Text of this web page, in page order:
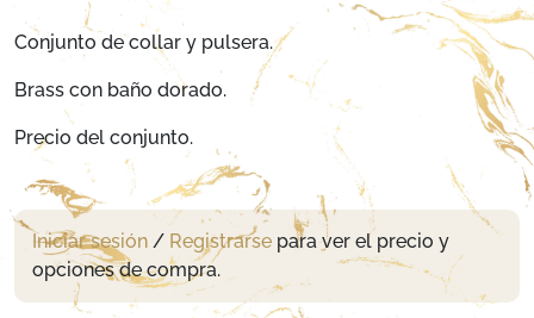
Conjunto de collar y pulsera.
Brass con baño dorado.
Precio del conjunto.
Iniciar sesión / Registrarse para ver el precio y
opciones de compra.